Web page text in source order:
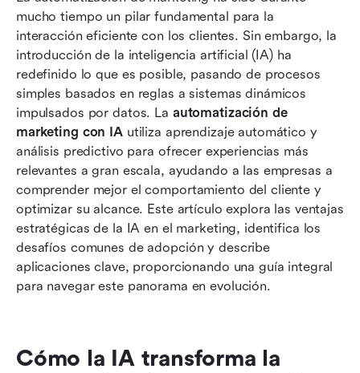
mucho tiempo un pilar fundamental para la
interacción eficiente con los clientes. Sin embargo, la
introducción de la inteligencia artificial (IA) ha
redefinido lo que es posible, pasando de procesos
simples basados en reglas a sistemas dinámicos
impulsados por datos. La automatización de
marketing con IA utiliza aprendizaje automático y
análisis predictivo para ofrecer experiencias más
relevantes a gran escala, ayudando a las empresas a
comprender mejor el comportamiento del cliente y
optimizar su alcance. Este artículo explora las ventajas
estratégicas de la IA en el marketing, identifica los
desafíos comunes de adopción y describe
aplicaciones clave, proporcionando una guía integral
para navegar este panorama en evolución.
Cómo la IA transforma la
Aplicaciones principales de la IA en la
automatización de marketing
Cómo Lark impulsa a los equipos de marketing
impulsados por IA
El futuro del marketing: IA Agéntica y más allá
Conclusión
Preguntas frecuentes
Lecturas relacionadas